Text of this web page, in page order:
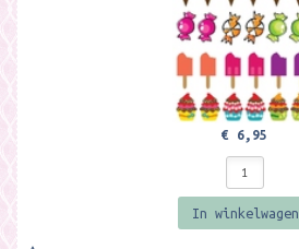
€ 6,95
In winkelwagen